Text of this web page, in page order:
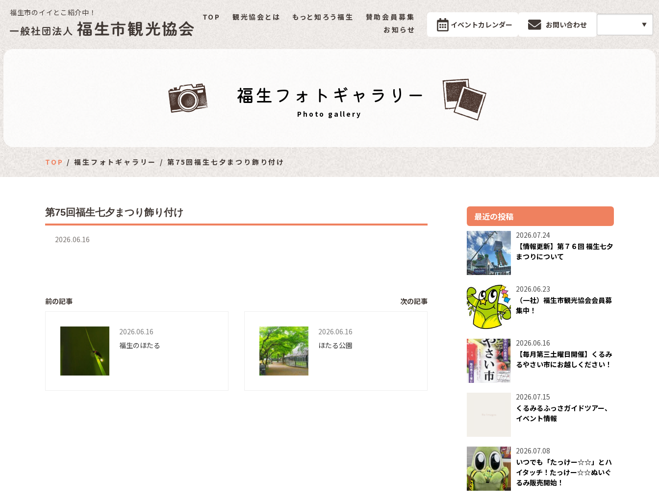
福生市のイイとこ紹介中！ TOP 観光協会とは
もっと知ろう福生
イベントギャラリー
賛助会員募集
お知らせ
イベントカレンダー お問い合わせ
福生フォトギャラリー
Photo gallery
TOP 福生フォトギャラリー 第75回福生七夕まつり飾り付け
第75回福生七夕まつり飾り付け
2026.06.16
前の記事
2026.06.16
福生のほたる
次の記事
2026.06.16
ほたる公園
最近の投稿
2026.07.24
【情報更新】第７６回 福生七夕
まつりについて
2026.06.23
（一社）福生市観光協会会員募
集中！
2026.06.16
【毎月第三土曜日開催】くるみ
るやさい市にお越しください！
2026.07.15
くるみるふっさガイドツアー、
イベント情報
2026.07.08
いつでも「たっけー☆☆」とハ
イタッチ！たっけー☆☆ぬいぐ
るみ販売開始！